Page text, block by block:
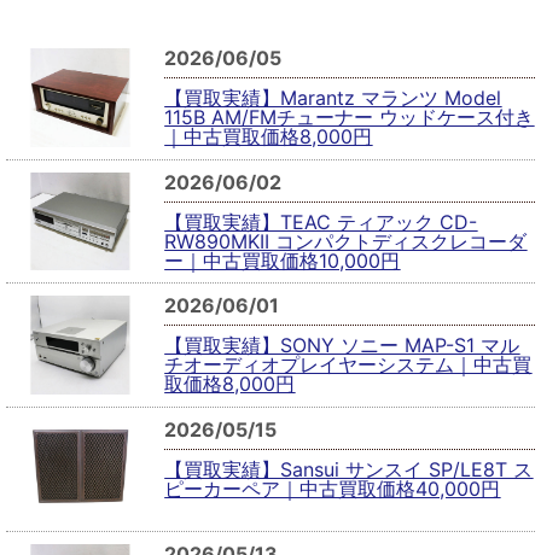
2026/06/05
【買取実績】Marantz マランツ Model
115B AM/FMチューナー ウッドケース付き
｜中古買取価格8,000円
2026/06/02
【買取実績】TEAC ティアック CD-
RW890MKII コンパクトディスクレコーダ
ー｜中古買取価格10,000円
2026/06/01
【買取実績】SONY ソニー MAP-S1 マル
チオーディオプレイヤーシステム｜中古買
取価格8,000円
2026/05/15
【買取実績】Sansui サンスイ SP/LE8T ス
ピーカーペア｜中古買取価格40,000円